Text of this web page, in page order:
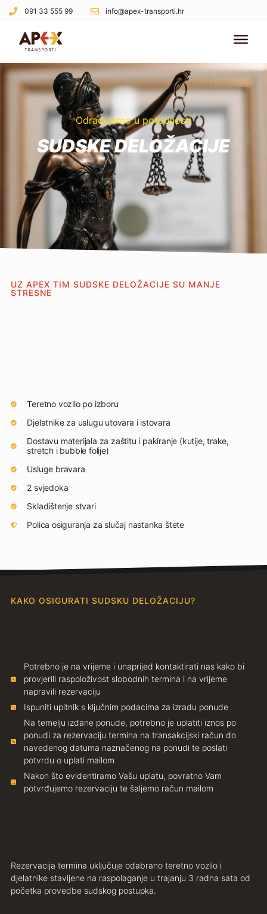
091 33 555 99 info@apex-transporti.hr
Odrađujemo u potpunosti
SUDSKE DELOŽACIJE
UZ APEX TIM SUDSKE DELOŽACIJE SU MANJE
STRESNE
Teretno vozilo po izboru
Djelatnike za uslugu utovara i istovara
Dostavu materijala za zaštitu i pakiranje (kutije, trake,
stretch i bubble folije)
Usluge bravara
2 svjedoka
Skladištenje stvari
Polica osiguranja za slučaj nastanka štete
KAKO OSIGURATI SUDSKU DELOŽACIJU?
Potrebno je na vrijeme i unaprijed kontaktirati nas kako bi
provjerili raspoloživost slobodnih termina i na vrijeme
napravili rezervaciju
Ispuniti upitnik s ključnim podacima za izradu ponude
Na temelju izdane ponude, potrebno je uplatiti iznos po
ponudi za rezervaciju termina na transakcijski račun do
navedenog datuma naznačenog na ponudi te poslati
potvrdu o uplati mailom
Nakon što evidentiramo Vašu uplatu, povratno Vam
potvrđujemo rezervaciju te šaljemo račun mailom
Rezervacija termina uključuje odabrano teretno vozilo i
djelatnike stavljene na raspolaganje u trajanju 3 radna sata od
početka provedbe sudskog postupka.